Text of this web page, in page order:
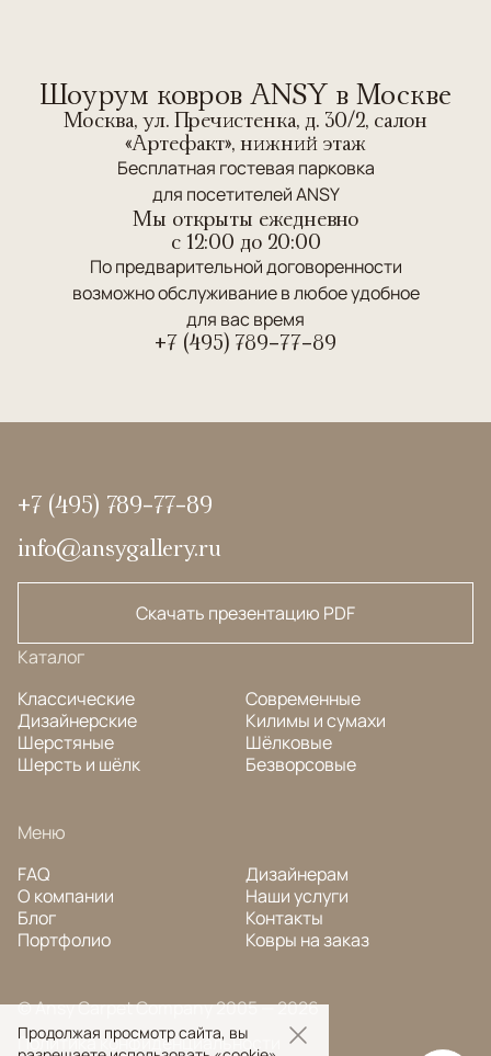
Шоурум ковров ANSY в Москве
Москва, ул. Пречистенка, д. 30/2, салон
«Артефакт», нижний этаж
Бесплатная гостевая парковка
для посетителей ANSY
Мы открыты ежедневно
c 12:00 до 20:00
По предварительной договоренности
возможно обслуживание в любое удобное
для вас время
+7 (495) 789-77-89
+7 (495) 789-77-89
info@ansygallery.ru
Скачать презентацию PDF
Каталог
Классические
Дизайнерские
Шерстяные
Шерсть и шёлк
Современные
Килимы и сумахи
Шёлковые
Безворсовые
Меню
FAQ
О компании
Блог
Портфолио
Дизайнерам
Наши услуги
Контакты
Ковры на заказ
© Ansy Carpet Company 2005 — 2026
Политика конфиденциальности
Продолжая просмотр сайта, вы